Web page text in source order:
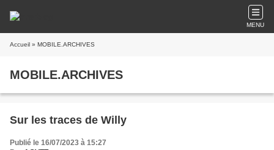
MENU
Accueil » MOBILE.ARCHIVES
MOBILE.ARCHIVES
Sur les traces de Willy
Publié le 16/07/2023 à 15:27